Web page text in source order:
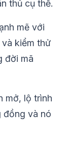
thủ cụ thể.
mẽ với
kiểm thử
đời mã
mở, lộ trình
đồng và nó